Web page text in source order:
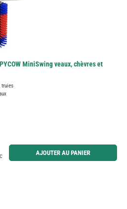
MiniSwing veaux, chèvres et
truies
ou utilisez les boutons pour augmenter ou
AJOUTER AU PANIER